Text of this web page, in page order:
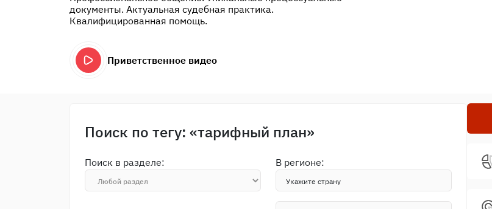
документы. Актуальная судебная практика.
Квалифицированная помощь.
Приветственное видео
Поиск по тегу: «тарифный план»
Поиск в разделе: В регионе: